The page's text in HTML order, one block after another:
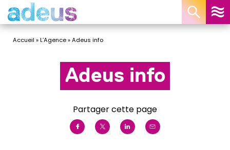
Accueil »L’Agence»Adeus info
Adeus info
Partager cette page
Panneau de gestion des cookies